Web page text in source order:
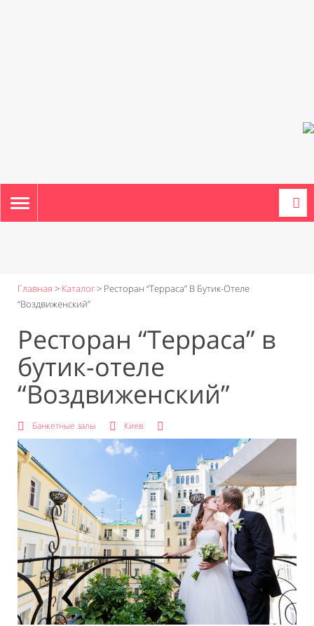
TOGGLE
NAVIGATION
Главная > Каталог> Ресторан “Терраса” В Бутик-Отеле
“Воздвиженский”
Ресторан “Терраса” в
бутик-отеле
“Воздвиженский”
Банкетные залы Киев